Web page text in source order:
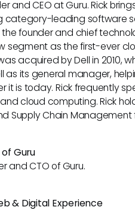
and CEO at Guru. Rick
category-leading software
the founder and chief
segment as the first-ever
acquired by Dell in 2010,
as its general manager,
it is today. Rick frequently
cloud computing. Rick
Supply Chain Management
Guru
and CTO of Guru.
& Digital Experience